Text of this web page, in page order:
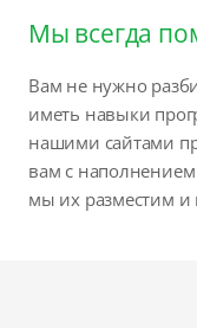
Мы всегда
Вам не нужно
иметь навыки
нашими сайтами
вам с
мы их разместим и